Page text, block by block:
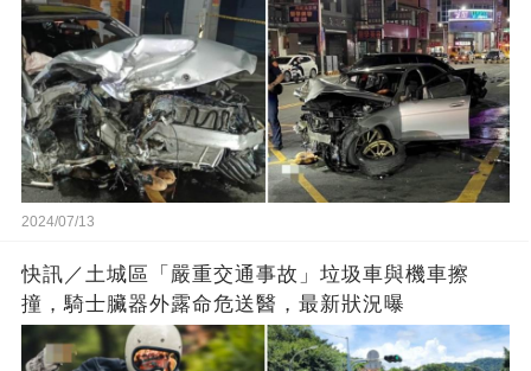
2024/07/13
快訊／土城區「嚴重交通事故」垃圾車與機車擦
撞，騎士臟器外露命危送醫，最新狀況曝